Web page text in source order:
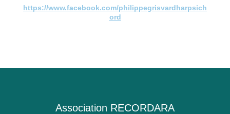
https://www.facebook.com/philippegrisvardharpsich
ord
Association RECORDARA